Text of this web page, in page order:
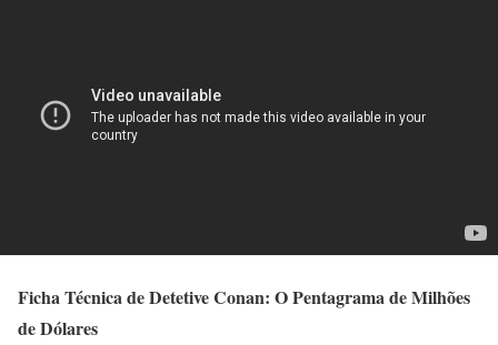
Ficha Técnica de Detetive Conan: O Pentagrama de Milhões
de Dólares